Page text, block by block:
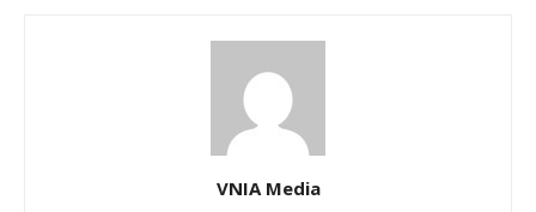
VNIA Media